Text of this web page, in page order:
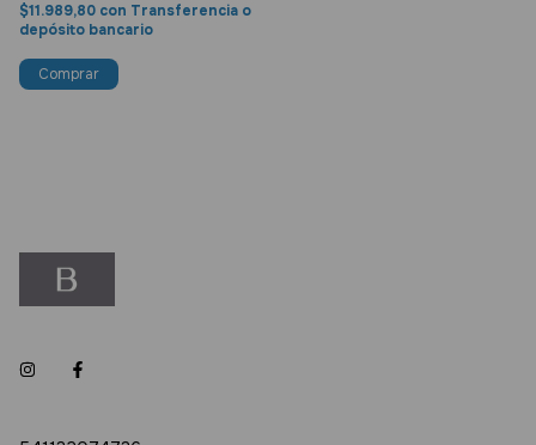
$11.989,80 con Transferencia o
depósito bancario